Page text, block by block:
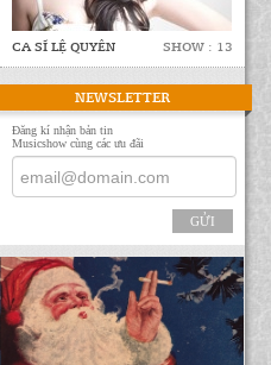
CA SĨ LỆ QUYÊN SHOW : 13
NEWSLETTER
Đăng kí nhận bản tin
Musicshow cùng các ưu đãi
GỬI